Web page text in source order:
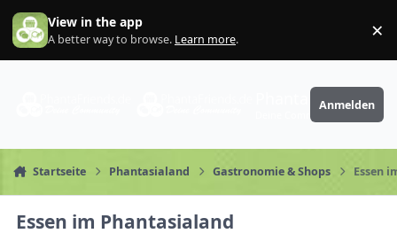
Zum Inhalt springen
View in the app
A better way to browse. Learn more. ×
PhantaFriends.de
Anmelden
Startseite Phantasialand Gastronomie & Shops Essen
Essen im Phantasialand